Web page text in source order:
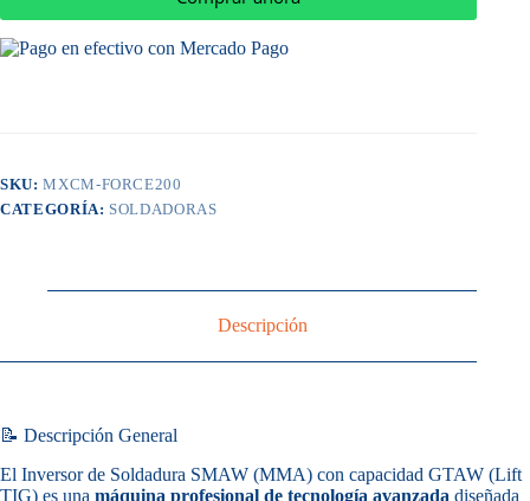
cantidad
SKU:MXCM-FORCE200
CATEGORÍA: SOLDADORAS
Descripción
📝 Descripción General
El Inversor de Soldadura SMAW (MMA) con capacidad GTAW (Lift
TIG) es una máquina profesional de tecnología avanzada diseñada